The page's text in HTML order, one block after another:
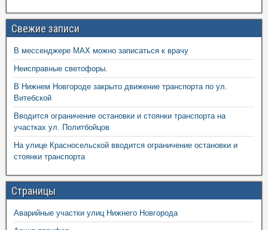
Свежие записи
В мессенджере MAX можно записаться к врачу
Неисправные светофоры.
В Нижнем Новгороде закрыто движение транспорта по ул.
Витебской
Вводится ограничение остановки и стоянки транспорта на
участках ул. Политбойцов
На улице Красносельской вводится ограничение остановки и
стоянки транспорта
Страницы
Аварийные участки улиц Нижнего Новгорода